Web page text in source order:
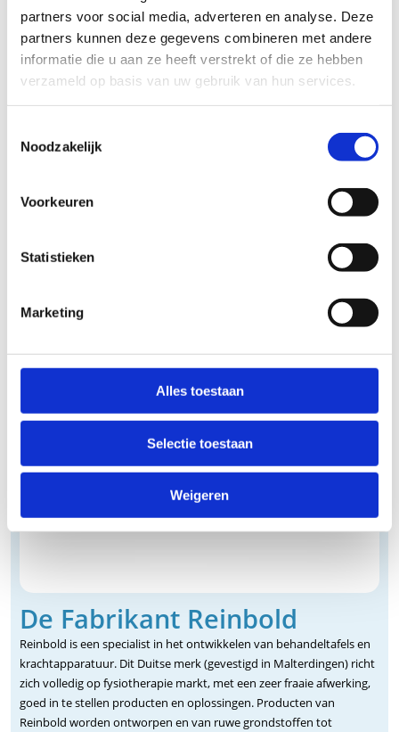
partners voor social media, adverteren en analyse. Deze
partners kunnen deze gegevens combineren met andere
informatie die u aan ze heeft verstrekt of die ze hebben
verzameld op basis van uw gebruik van hun services.
Noodzakelijk
Voorkeuren
Statistieken
Marketing
Alles toestaan
Selectie toestaan
Weigeren
De Fabrikant Reinbold
Reinbold is een specialist in het ontwikkelen van behandeltafels en
krachtapparatuur. Dit Duitse merk (gevestigd in Malterdingen) richt
zich volledig op fysiotherapie markt, met een zeer fraaie afwerking,
goed in te stellen producten en oplossingen. Producten van
Reinbold worden ontworpen en van ruwe grondstoffen tot